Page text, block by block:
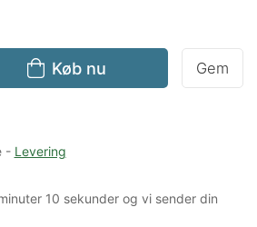
Køb nu Gem
- Levering
9 sekunderog vi sender din